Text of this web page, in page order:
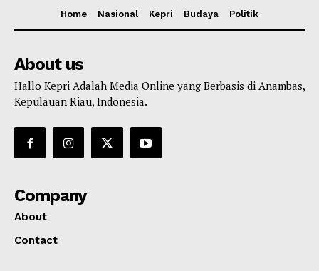
Home Nasional Kepri Budaya Politik
About us
Hallo Kepri Adalah Media Online yang Berbasis di Anambas,
Kepulauan Riau, Indonesia.
Company
About
Contact